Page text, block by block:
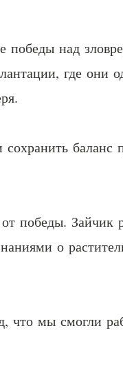
победы над
где они
баланс
победы. Зайчик
о
что мы смогли